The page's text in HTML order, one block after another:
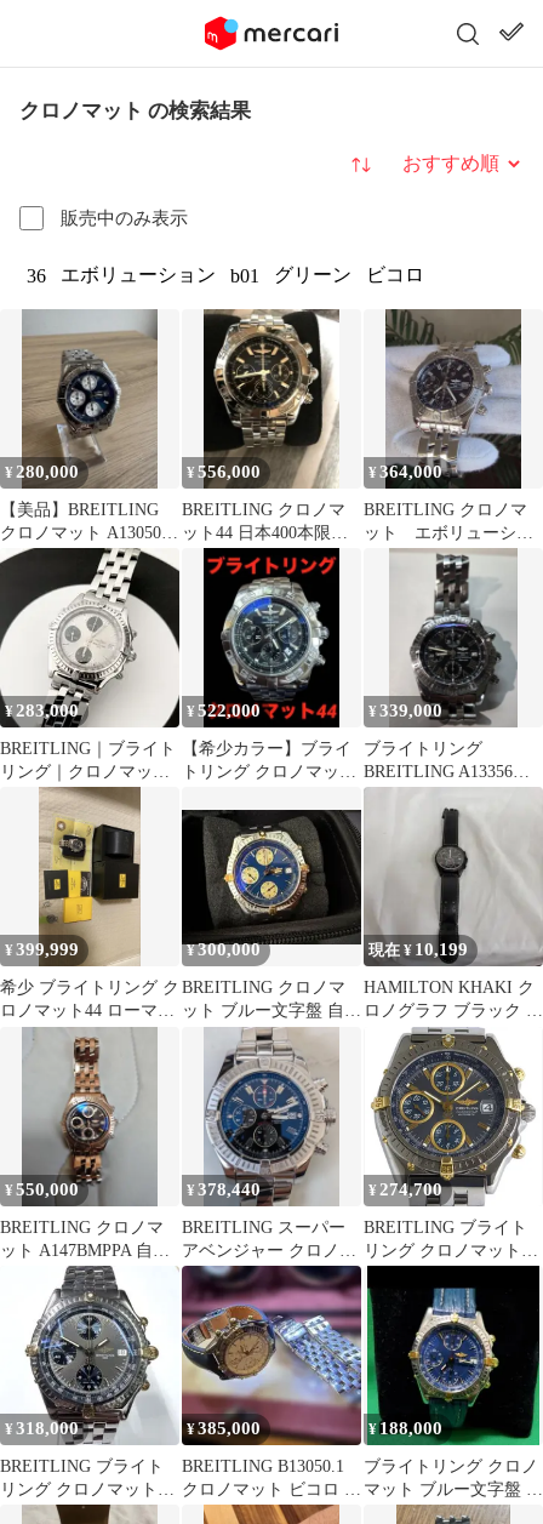
クロノマット の検索結果
販売中のみ表示
並び替え
36 エボリューション b01 グリーン ビコロ
¥ 280,000
【美品】BREITLING
クロノマット A13050.1
自動巻き OH済み
¥556,000
BREITLING クロノマ
ット44 日本400本限
定 シースルーバック
¥364,000
BREITLING クロノマ
ット エボリューショ
ン自動巻き腕時計
¥283,000
BREITLING｜ブライト
リング｜クロノマット
｜プレミエ｜ナビタイ
¥522,000
【希少カラー】ブライ
トリング クロノマット
¥339,000
ブライトリング
BREITLING A13356ク
ロノマットエボリュー
¥399,999
希少 ブライトリング ク
ロノマット44 ローマン
エディション
¥300,000
BREITLING クロノマ
ット ブルー文字盤 自動
巻き メンズ腕時計
現在 ¥ 10,199
HAMILTON KHAKI ク
ロノグラフ ブラック メ
ンズ腕時計
¥550,000
BREITLING クロノマ
ット A147BMPPA 自動
¥378,440
BREITLING スーパー
アベンジャー クロノマ
ット 自動巻き メンズ
腕時計
¥ 274,700
BREITLING ブライト
リング クロノマット
ズ
¥318,000
BREITLING ブライト
リング クロノマット
B13050 自動巻 W654
¥385,000
BREITLING B13050.1
クロノマット ビコロ デ
イト クロノグラフ
¥188,000
ブライトリング クロノ
マット ブルー文字盤 ク
ロノグラフ